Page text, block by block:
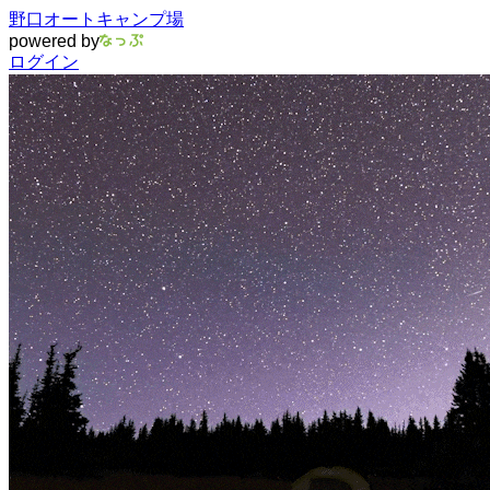
野口オートキャンプ場
powered by
ログイン